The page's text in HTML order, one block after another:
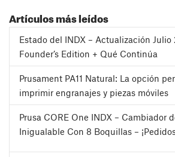
Artículos más leídos
Estado del INDX – Actualización Julio
Founder’s Edition + Qué Continúa
Prusament PA11 Natural: La opción
imprimir engranajes y piezas móviles
Prusa CORE One INDX – Cambiador
Inigualable Con 8 Boquillas –